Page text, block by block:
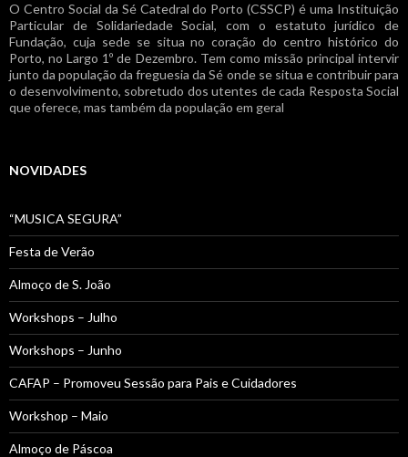
O Centro Social da Sé Catedral do Porto (CSSCP) é uma Instituição
Particular de Solidariedade Social, com o estatuto jurídico de
Fundação, cuja sede se situa no coração do centro histórico do
Porto, no Largo 1º de Dezembro. Tem como missão principal intervir
junto da população da freguesia da Sé onde se situa e contribuir para
o desenvolvimento, sobretudo dos utentes de cada Resposta Social
que oferece, mas também da população em geral
NOVIDADES
“MUSICA SEGURA”
Festa de Verão
Almoço de S. João
Workshops – Julho
Workshops – Junho
CAFAP – Promoveu Sessão para Pais e Cuidadores
Workshop – Maio
Almoço de Páscoa